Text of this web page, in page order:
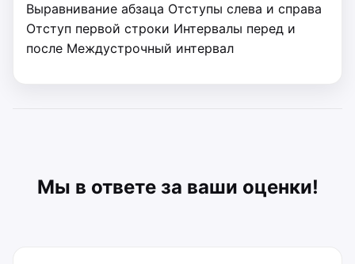
Выравнивание абзаца Отступы слева и справа
Отступ первой строки Интервалы перед и
после Междустрочный интервал
Мы в ответе за ваши оценки!